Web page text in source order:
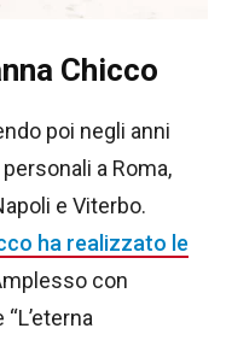
Chicco
poi negli anni
a Roma,
e Viterbo.
ha realizzato le
con